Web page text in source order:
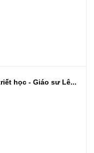
học - Giáo sư Lê...